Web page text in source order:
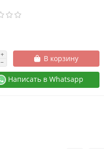
В корзину
Написать в Whatsapp